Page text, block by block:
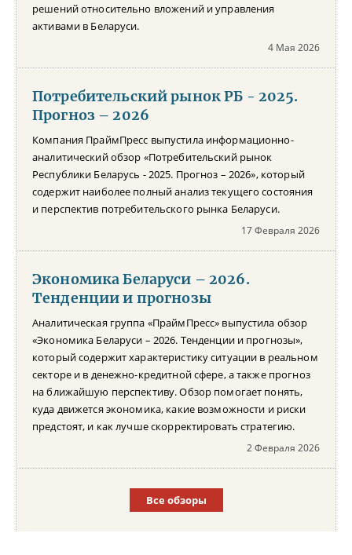
решений относительно вложений и управления
активами в Беларуси.
4 Мая 2026
Потребительский рынок РБ - 2025.
Прогноз – 2026
Компания ПраймПресс выпустила информационно-
аналитический обзор «Потребительский рынок
Республики Беларусь - 2025. Прогноз – 2026», который
содержит наиболее полный анализ текущего состояния
и перспектив потребительского рынка Беларуси.
17 Февраля 2026
Экономика Беларуси – 2026.
Тенденции и прогнозы
Аналитическая группа «ПраймПресс» выпустила обзор
«Экономика Беларуси – 2026. Тенденции и прогнозы»,
который содержит характеристику ситуации в реальном
секторе и в денежно-кредитной сфере, а также прогноз
на ближайшую перспективу. Обзор помогает понять,
куда движется экономика, какие возможности и риски
предстоят, и как лучше скорректировать стратегию.
2 Февраля 2026
Все обзоры